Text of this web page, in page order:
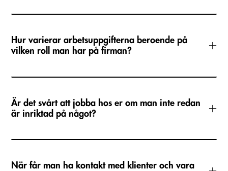
men i verkligheten är det ofta som samma
frågeställning återkommer från klienterna.
Hur varierar arbetsuppgifterna beroende på
vilken roll man har på firman?
länge man har arbetat. När du har jobbat ett par år har du
oftare rollen som projektledare och handleder då yngre
Är det svårt att jobba hos er om man inte redan
är inriktad på något?
När får man ha kontakt med klienter och vara